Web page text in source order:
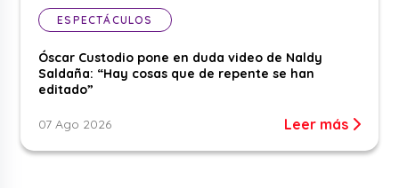
ESPECTÁCULOS
Óscar Custodio pone en duda video de Naldy
Saldaña: “Hay cosas que de repente se han
editado”
07 Ago 2026 Leer más